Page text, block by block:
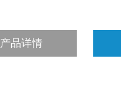
产品详情